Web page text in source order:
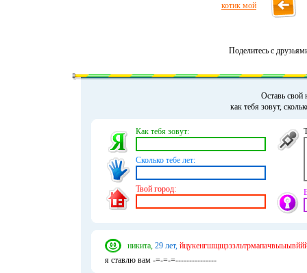
котик мой
Поделитесь с
Оставь свой
как тебя зовут,
Как тебя зовут:
Сколько тебе лет:
Твой город:
никита, 29 лет,
я ставлю вам -=-=-=---------------